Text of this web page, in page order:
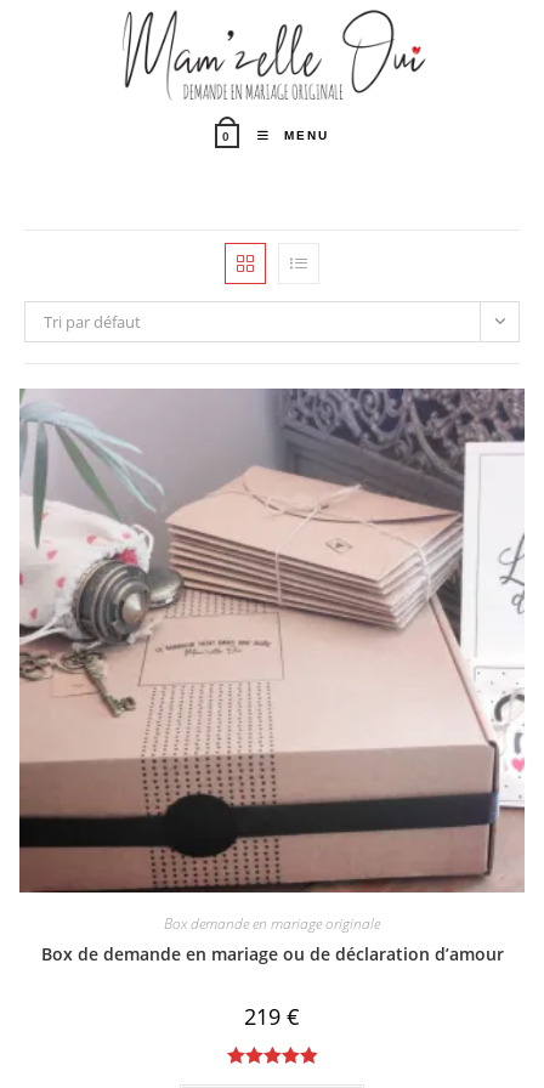
0 MENU
Tri par défaut
Box demande en mariage originale
Box de demande en mariage ou de déclaration d’amour
219 €
Note5.00